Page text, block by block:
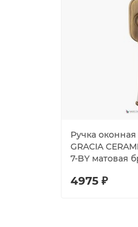
Ручка
GRACIA
7-BY матовая
4975 ₽